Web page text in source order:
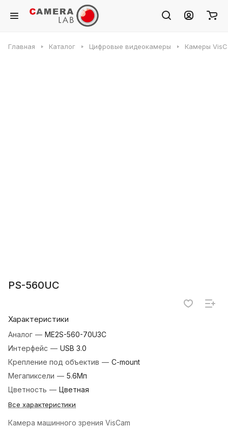
Главная Каталог Цифровые видеокамеры Камеры
PS-560UC
Характеристики
Аналог — ME2S-560-70U3C
Интерфейс — USB 3.0
Крепление под объектив — C-mount
Мегапиксели — 5.6Мп
Цветность — Цветная
Все характеристики
Камера машинного зрения VisCam